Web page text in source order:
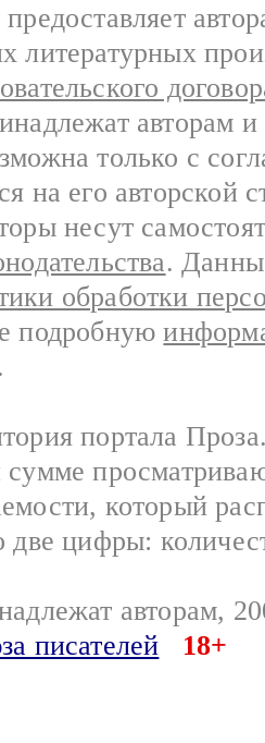
литературных
авторам
только с
на его авторской
несут
.
обработки
подробную
портала
который
две цифры:
авторам,
писателей
18+